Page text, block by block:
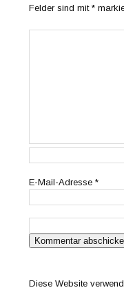
Felder sind mit*
E-Mail-Adresse*
Diese Website